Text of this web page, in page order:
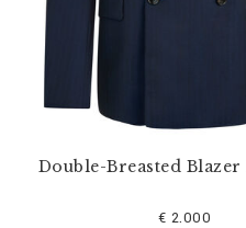
Double-Breasted
€ 2.000